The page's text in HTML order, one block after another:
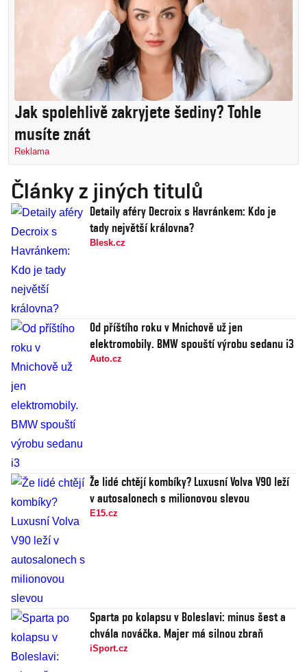
Jak spolehlivě zakryjete šediny? Tohle
musíte znát
Reklama
Články z jiných titulů
Detaily aféry Decroix s Havránkem: Kdo je
tady největší královna?
Blesk.cz
Od příštího roku v Mnichově už jen
elektromobily. BMW spouští výrobu sedanu i3
Auto.cz
Že lidé chtějí kombíky? Luxusní Volva V90 leží
v autosalonech s milionovou slevou
E15.cz
Sparta po kolapsu v Boleslavi: minus šest a
chvála nováčka. Majer má silnou zbraň
iSport.cz